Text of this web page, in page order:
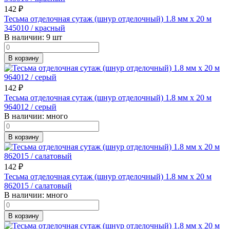
142 ₽
Тесьма отделочная сутаж (шнур отделочный) 1.8 мм х 20 м
345010 / красный
В наличии: 9 шт
В корзину
142 ₽
Тесьма отделочная сутаж (шнур отделочный) 1.8 мм х 20 м
964012 / серый
В наличии: много
В корзину
142 ₽
Тесьма отделочная сутаж (шнур отделочный) 1.8 мм х 20 м
862015 / салатовый
В наличии: много
В корзину